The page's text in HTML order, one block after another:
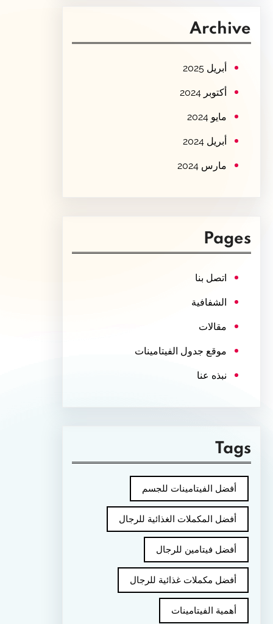
c
Archive
أبريل 2025
أكتوبر 2024
مايو 2024
أبريل 2024
مارس 2024
Pages
اتصل بنا
الشفافية
مقالات
موقع جدول الفيتامينات
نبذه عنا
Tags
أفضل الفيتامينات للجسم
أفضل المكملات الغذائية للرجال
أفضل فيتامين للرجال
أفضل مكملات غذائية للرجال
أهمية الفيتامينات